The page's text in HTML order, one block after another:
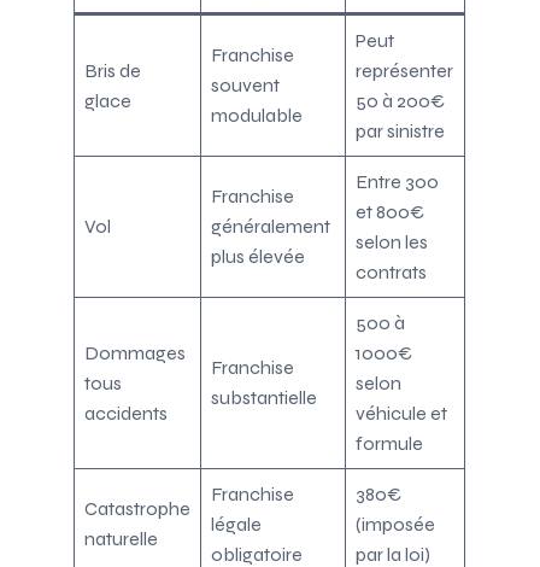
Bris de
glace
Franchise
souvent
modulable
Peut
représenter
50 à 200€
par sinistre
Vol
Franchise
généralement
plus élevée
Entre 300
et 800€
selon les
contrats
Dommages
tous
accidents
Franchise
substantielle
500 à
1000€
selon
véhicule et
formule
Catastrophe
naturelle
Franchise
légale
obligatoire
380€
(imposée
par la loi)